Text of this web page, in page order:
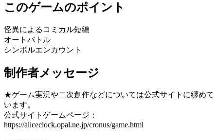
このゲームのポイント
怪異によるコミカル短編
オートバトル
シンボルエンカウント
制作者メッセージ
★ゲーム実況や二次創作などについては公式サイトに纏めて
います。
公式サイトゲームページ：
https://aliceclock.opal.ne.jp/cronus/game.html